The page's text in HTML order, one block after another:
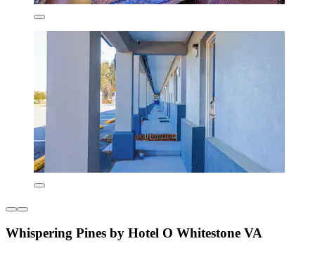
Whispering Pines by Hotel O Whitestone VA